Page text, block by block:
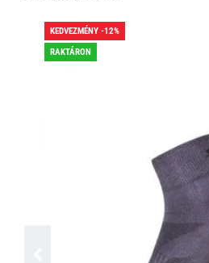
KEDVEZMÉNY -12%
RAKTÁRON